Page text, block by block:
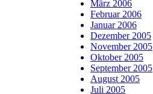
März 2006
Februar 2006
Januar 2006
Dezember 2005
November 2005
Oktober 2005
September 2005
August 2005
Juli 2005